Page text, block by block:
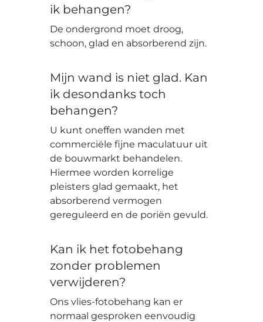
ik behangen?
De ondergrond moet droog,
schoon, glad en absorberend zijn.
Mijn wand is niet glad. Kan
ik desondanks toch
behangen?
U kunt oneffen wanden met
commerciële fijne maculatuur uit
de bouwmarkt behandelen.
Hiermee worden korrelige
pleisters glad gemaakt, het
absorberend vermogen
gereguleerd en de poriën gevuld.
Kan ik het fotobehang
zonder problemen
verwijderen?
Ons vlies-fotobehang kan er
normaal gesproken eenvoudig